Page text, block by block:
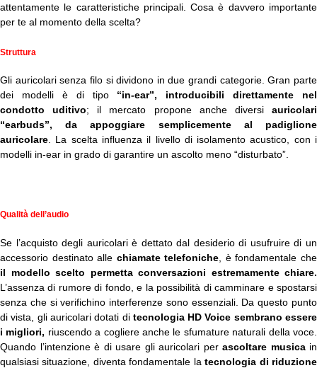
attentamente le caratteristiche principali. Cosa è davvero importante
per te al momento della scelta?
Struttura
Gli auricolari senza filo si dividono in due grandi categorie. Gran parte
dei modelli è di tipo “in-ear”, introducibili direttamente nel
condotto uditivo; il mercato propone anche diversiauricolari
“earbuds”, da appoggiare semplicemente al padiglione
auricolare. La scelta influenza il livello di isolamento acustico, con i
modelli in-ear in grado di garantire un ascolto meno “disturbato”.
Qualità dell’audio
Se l’acquisto degli auricolari è dettato dal desiderio di usufruire di un
accessorio destinato alle chiamate telefoniche , è fondamentale che
il modello scelto permetta conversazioni estremamente chiare.
L’assenza di rumore di fondo, e la possibilità di camminare e spostarsi
senza che si verifichino interferenze sono essenziali. Da questo punto
di vista, gli auricolari dotati di tecnologia HD Voice sembrano essere
i migliori, riuscendo a cogliere anche le sfumature naturali della voce.
Quando l’intenzione è di usare gli auricolari per ascoltare musicain
qualsiasi situazione, diventa fondamentale latecnologia di riduzione